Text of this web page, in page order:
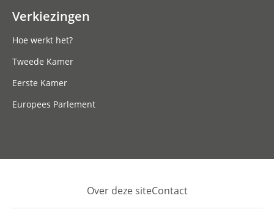
Verkiezingen
Hoe werkt het?
Tweede Kamer
Eerste Kamer
Europees Parlement
Footer
Over deze siteContact